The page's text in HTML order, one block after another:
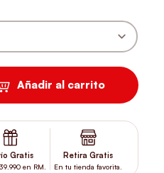
D ALIMENTO PARA PERRO
Añadir al carrito
Gratis
en RM.
Retira Gratis
En tu tienda favorita.